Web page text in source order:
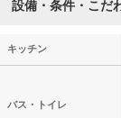
設備・条件・こだ
キッチン
バス・トイレ